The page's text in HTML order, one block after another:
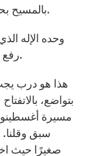
بالمسيح بحث أغسطينوس المديد في درب الحقيقة.
رفع الصلاة إليه، إله يمكن العيش لأجله ومعه.
بتواضع،
سبق
صغيرًا حيث